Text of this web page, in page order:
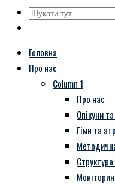
Головна
Про нас
Column 1
Про нас
Опікуни
Гімн та